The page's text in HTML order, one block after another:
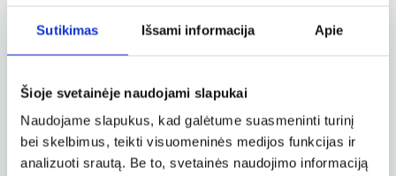
Sutikimas Išsami informacija Apie
Šioje svetainėje naudojami slapukai
Naudojame slapukus, kad galėtume suasmeninti turinį
bei skelbimus, teikti visuomeninės medijos funkcijas ir
analizuoti srautą. Be to, svetainės naudojimo informaciją
paruošta, o ir pasirinkimas gali maloniai
nustebinti. Daug ovacijų sulaukia ir
Francesinha – specialus sumuštinis.
Porto mieste netrūksta vyno daryklų, todėl
atostogos Porte be vietinio vyno nebus pilnai
įgyvendintas tikslas. Paragauti vyno galima
daugelyje restoranų ar barų, naktiniuose
klubuose, diskotekose. Pastarųjų mieste tiek,